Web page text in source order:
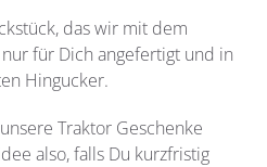
das wir mit dem
für Dich angefertigt und in
Hingucker.
Traktor Geschenke
also, falls Du kurzfristig